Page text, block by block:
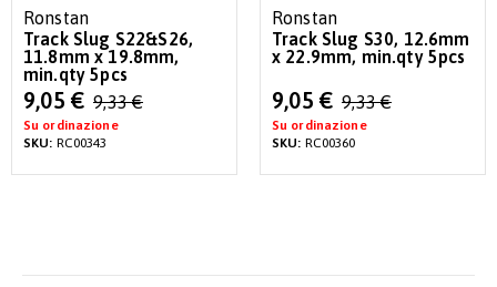
Ronstan
Track Slug S22&S26,
11.8mm x 19.8mm,
min.qty 5pcs
Special
Price
9,05 € 9,33 €
Su ordinazione
SKU: RC00343
Ronstan
Track Slug S30, 12.6mm
x 22.9mm, min.qty 5pcs
Special
Price
9,05 € 9,33 €
Su ordinazione
SKU: RC00360